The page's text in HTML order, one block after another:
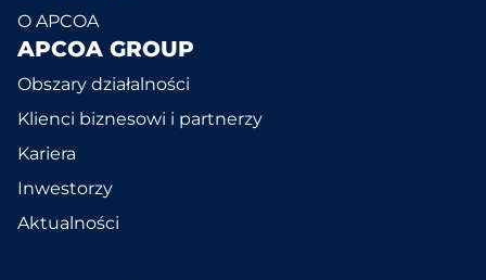
O APCOA
APCOA GROUP
Obszary działalności
Klienci biznesowi i partnerzy
Kariera
Inwestorzy
Aktualności